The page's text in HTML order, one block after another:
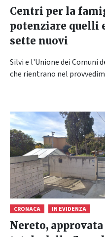
Centri per la
potenziare quelli
sette nuovi
Silvi e l'Unione dei Comuni
che rientrano nel
CRONACA IN EVIDENZA
Nereto,